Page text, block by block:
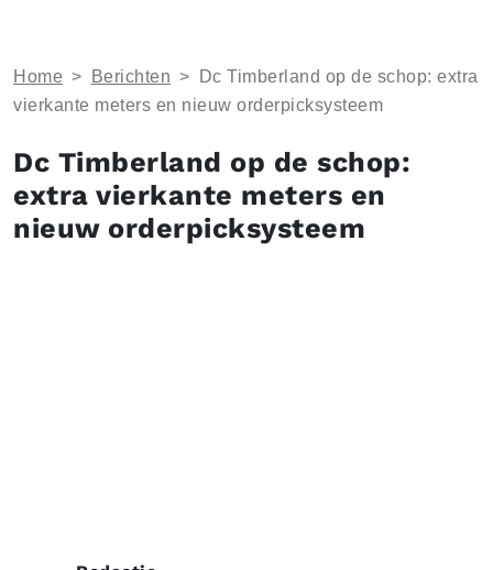
Home > Berichten >
Dc Timberland op de schop: extra
vierkante meters en nieuw orderpicksysteem
Dc Timberland op de schop:
extra vierkante meters en
nieuw orderpicksysteem